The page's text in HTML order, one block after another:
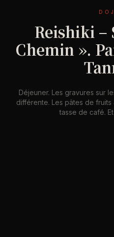
Reishiki –
Chemin ».
Déjeuner. Les gravures sur
différente. Les pâtes de
tasse de café.